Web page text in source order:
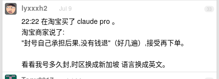
33
lyxxxh2 Jul 9
22:22 在淘宝买了 claude pro 。
淘宝商家说了:
"封号自己承担后果,没有钱退"（好几遍）,接受再下单。
看看我号多久封,时区换成新加坡 语言换成英文。